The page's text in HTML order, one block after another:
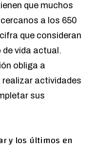
que muchos
a los 650
que consideran
vida actual.
obliga a
actividades
sus
y los últimos en